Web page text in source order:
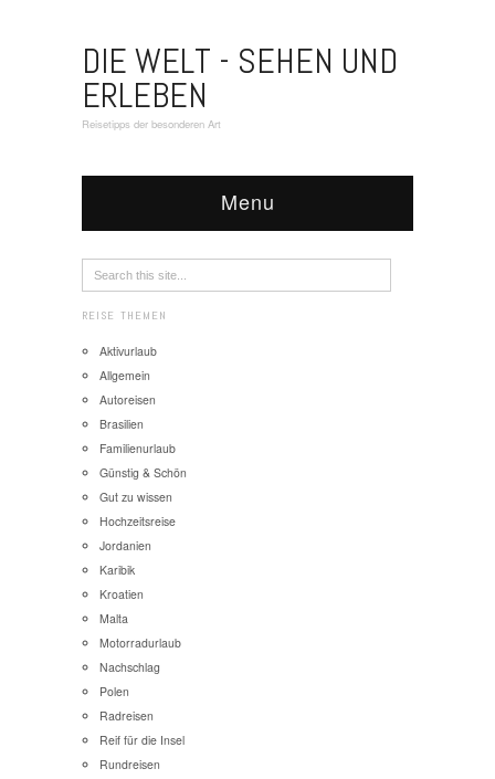
DIE WELT - SEHEN UND
ERLEBEN
Reisetipps der besonderen Art
Menu
REISE THEMEN
Aktivurlaub
Allgemein
Autoreisen
Brasilien
Familienurlaub
Günstig & Schön
Gut zu wissen
Hochzeitsreise
Jordanien
Karibik
Kroatien
Malta
Motorradurlaub
Nachschlag
Polen
Radreisen
Reif für die Insel
Rundreisen